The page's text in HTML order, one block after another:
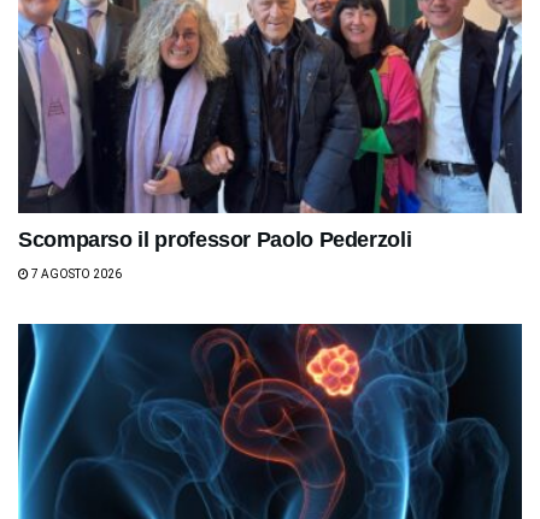
Scomparso il professor Paolo Pederzoli
7 AGOSTO 2026